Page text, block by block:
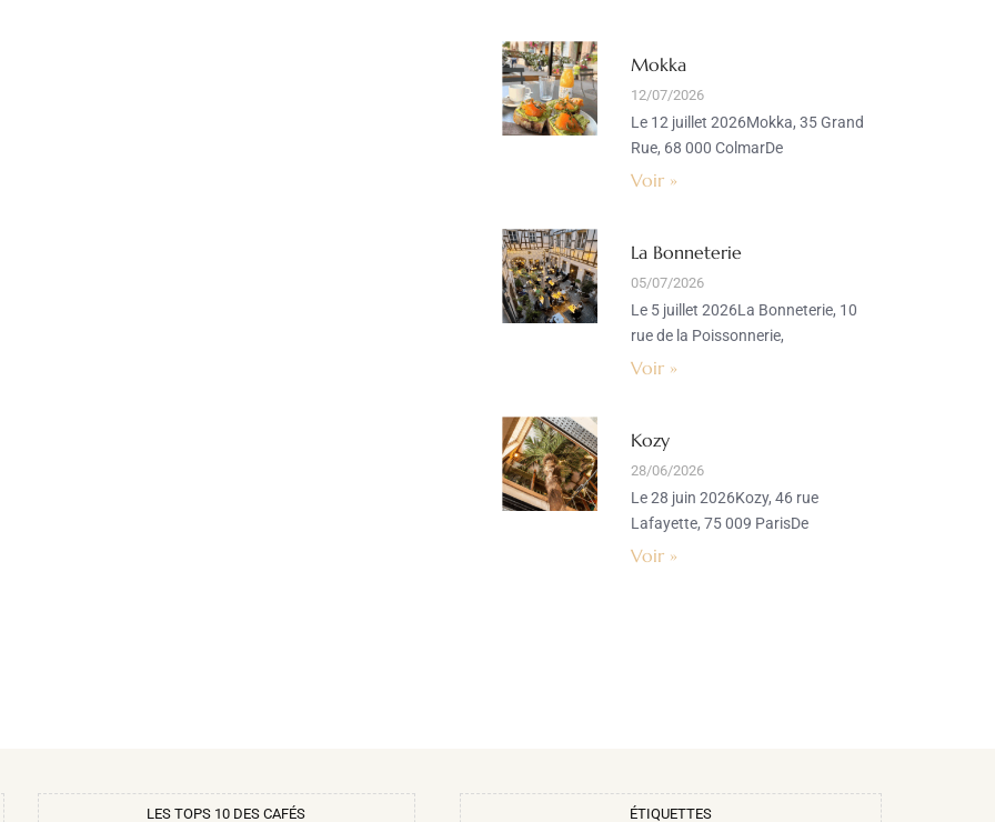
Mokka
12/07/2026
Le 12 juillet 2026Mokka, 35 Grand
Rue, 68 000 ColmarDe
Voir »
La Bonneterie
05/07/2026
Le 5 juillet 2026La Bonneterie, 10
rue de la Poissonnerie,
Voir »
Kozy
28/06/2026
Le 28 juin 2026Kozy, 46 rue
Lafayette, 75 009 ParisDe
Voir »
LES TOPS 10 DES CAFÉS ÉTIQUETTES